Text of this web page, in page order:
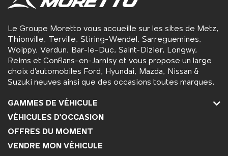
Le Groupe Moretto vous accueille sur les sites de Metz,
Thionville, Terville, Stiring-Wendel, Sarreguemines,
Woippy, Verdun, Bar-le-Duc, Saint-Dizier, Longwy,
Reims et Conflans-en-Jarnisy et vous propose un large
choix d’automobiles Ford, Hyundai, Mazda, Nissan &
Suzuki neuves ainsi que des occasions toutes marques.
GAMMES DE VÉHICULE
VÉHICULES D'OCCASION
OFFRES DU MOMENT
VENDRE MON VÉHICULE